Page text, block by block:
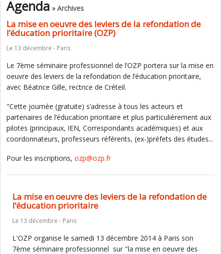
Agenda » Archives
La mise en oeuvre des leviers de la refondation de
l’éducation prioritaire (OZP)
Le 13 décembre - Paris
Le 7ème séminaire professionnel de l’OZP portera sur la mise en
oeuvre des leviers de la refondation de l’éducation prioritaire,
avec Béatrice Gille, rectrice de Créteil.
"Cette journée (gratuite) s’adresse à tous les acteurs et
partenaires de l’éducation prioritaire et plus particulièrement aux
pilotes (principaux, IEN, Correspondants académiques) et aux
coordonnateurs, professeurs référents, (ex-)préfets des études...
Pour les inscriptions, ozp@ozp.fr
La mise en oeuvre des leviers de la refondation de
l’éducation prioritaire
Le 13 décembre - Paris
L'OZP organise le samedi 13 décembre 2014 à Paris son
7ème séminaire professionnel sur "la mise en oeuvre des